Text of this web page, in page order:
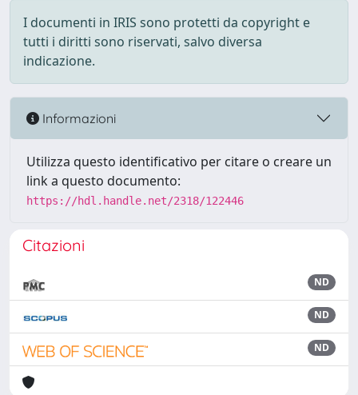
I documenti in IRIS sono protetti da copyright e
tutti i diritti sono riservati, salvo diversa
indicazione.
Informazioni
Utilizza questo identificativo per citare o creare un
link a questo documento:
https://hdl.handle.net/2318/122446
Citazioni
ND
ND
ND